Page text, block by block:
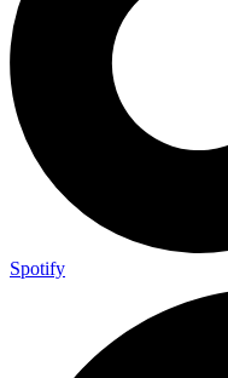
Spotify